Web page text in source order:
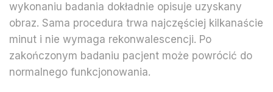
wykonaniu badania dokładnie opisuje uzyskany
obraz. Sama procedura trwa najczęściej kilkanaście
minut i nie wymaga rekonwalescencji. Po
zakończonym badaniu pacjent może powrócić do
normalnego funkcjonowania.